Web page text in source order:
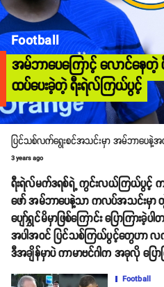
Football
အမ်ဘာပေကြောင့် လောင်နေ
ထပ်ပေးခဲ့တဲ့ ရီးရဲလ်ကြယ်ပွင့်
ပြင်သစ်လက်ရွေးစင်အသင်းမှာ အမ်ဘာပေနဲ့အတူ
3 years ago
ရီးရဲလ်မက်ဒရစ်ရဲ့ ကွင်းလယ်ကြယ်ပွင့် က
ဖော် အမ်ဘာပေနဲ့သာ ကလပ်အသင်းမှာ
ပျော်ရွှင်မိမှာဖြစ်ကြောင်း ပြောကြား
အပါအဝင် ပြင်သစ်ကြယ်ပွင့်တွေဟာ လက်ရွ
ဒီအချိန်မှာပဲ ကာမာဗင်ဂါက အခုလို ပြောက
Football